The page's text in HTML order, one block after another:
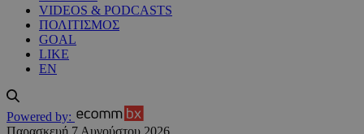
VIDEOS & PODCASTS
ΠΟΛΙΤΙΣΜΟΣ
GOAL
LIKE
EN
Powered by: